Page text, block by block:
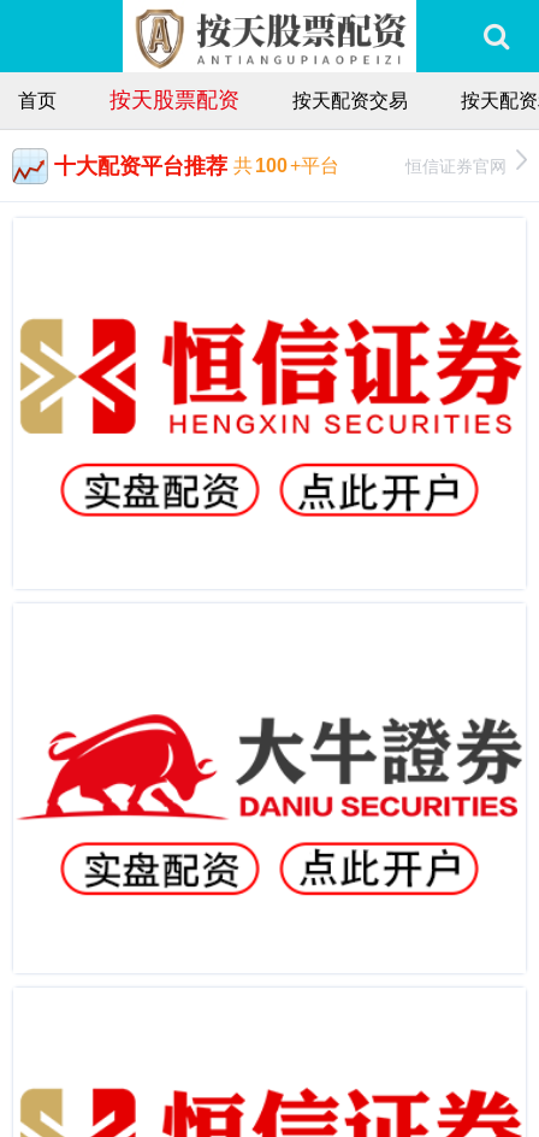
首页 按天股票配资 按天配资交易 按天配
十大配资平台推荐 共100+平台 恒信证券官网